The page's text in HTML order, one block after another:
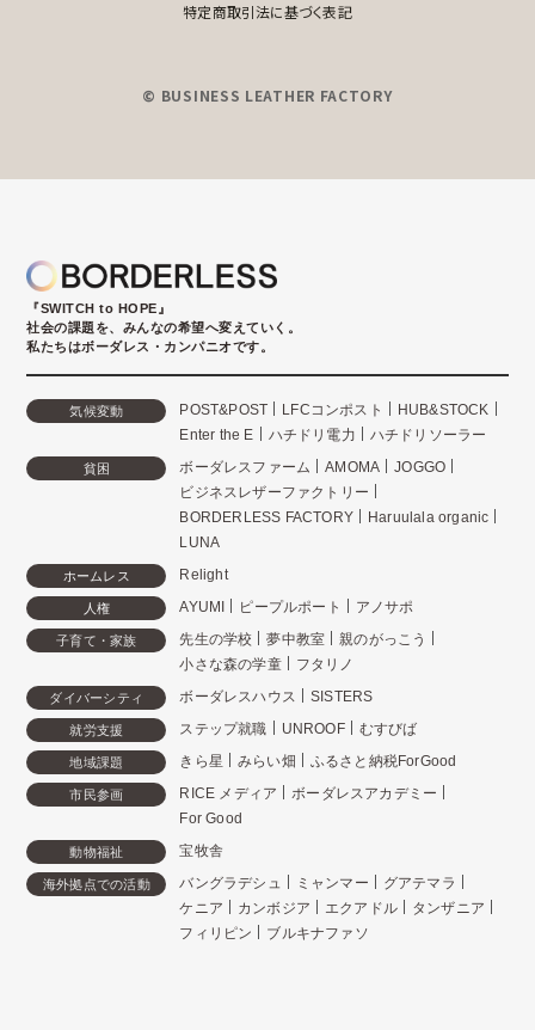
特定商取引法に基づく表記
© BUSINESS LEATHER FACTORY
『SWITCH to HOPE』
社会の課題を、みんなの希望へ変えていく。
私たちはボーダレス・カンパニオです。
気候変動 POST&POST LFCコンポスト
HUB&STOCK
Enter the E
ハチドリ電力 ハチドリソーラー
貧困 ボーダレスファーム AMOMA
JOGGO
ビジネスレザーファクトリー
BORDERLESS FACTORY
Haruulala organic
LUNA
ホームレス Relight
人権 AYUMI ピープルポート アノサポ
子育て・家族 先生の学校 夢中教室
親のがっこう
小さな森の学童
フタリノ
ダイバーシティ ボーダレスハウス SISTERS
就労支援 ステップ就職 UNROOF むすびば
地域課題 きら星 みらい畑 ふるさと納税ForGood
市民参画 RICE メディア
ボーダレスアカデミー
For Good
動物福祉 宝牧舎
海外拠点での活動 バングラデシュ ミャンマー
グアテマラ
ケニア
カンボジア エクアドル
タンザニア
フィリピン
ブルキナファソ